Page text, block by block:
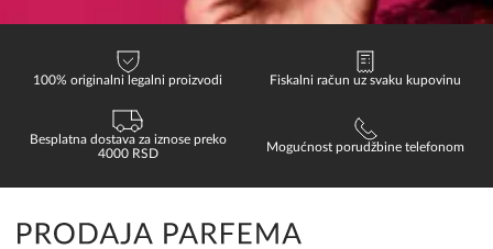
100% originalni legalni proizvodi Fiskalni račun uz svaku kupovinu
Besplatna dostava za iznose preko
4000 RSD
Mogućnost porudžbine telefonom